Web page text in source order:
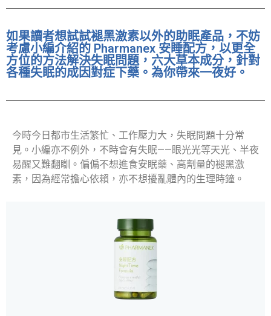
如果讀者想試試褪黑激素以外的助眠產品，不妨
考慮小編介紹的 Pharmanex 安睡配方，以更全
方位的方法解決失眠問題，六大草本成分，針對
各種失眠的成因對症下藥。為你帶來一夜好。
今時今日都市生活繁忙、工作壓力大，失眠問題十分常
見。小編亦不例外，不時會有失眠——眼光光等天光、半夜
易醒又難翻瞓。偏偏不想進食安眠藥、高劑量的褪黑激
素，因為經常擔心依賴，亦不想擾亂體內的生理時鐘。